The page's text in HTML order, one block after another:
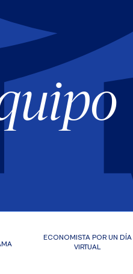
ECONOMISTA POR UN DÍA
VIRTUAL